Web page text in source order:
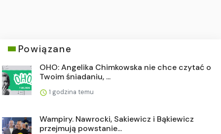
Powiązane
OHO: Angelika Chimkowska nie chce czytać o
Twoim śniadaniu, ...
1 godzina temu
Wampiry. Nawrocki, Sakiewicz i Bąkiewicz
przejmują powstanie...